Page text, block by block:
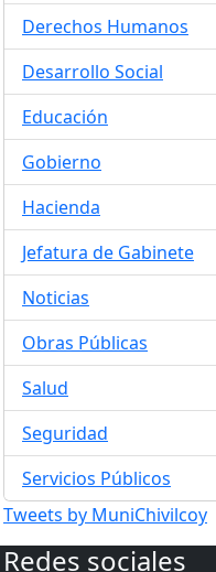
Derechos Humanos
Desarrollo Social
Educación
Gobierno
Hacienda
Jefatura de Gabinete
Noticias
Obras Públicas
Salud
Seguridad
Servicios Públicos
Tweets by MuniChivilcoy
Redes sociales